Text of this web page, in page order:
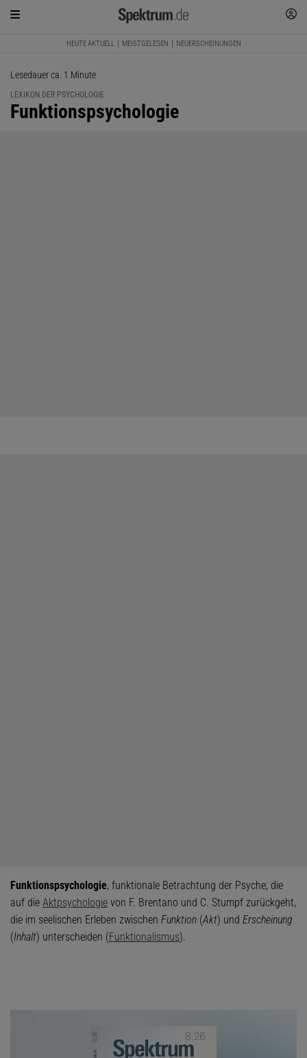
HEUTE AKTUELL MEISTGELESEN NEUERSCHEINUNGEN
Lesedauer ca. 1 Minute
LEXIKON DER PSYCHOLOGIE
:
Funktionspsychologie
Funktionspsychologie, funktionale Betrachtung der Psyche, die
auf die Aktpsychologie von F. Brentano und C. Stumpf zurückgeht,
die im seelischen Erleben zwischen Funktion (Akt) und Erscheinung
(Inhalt) unterscheiden (Funktionalismus).